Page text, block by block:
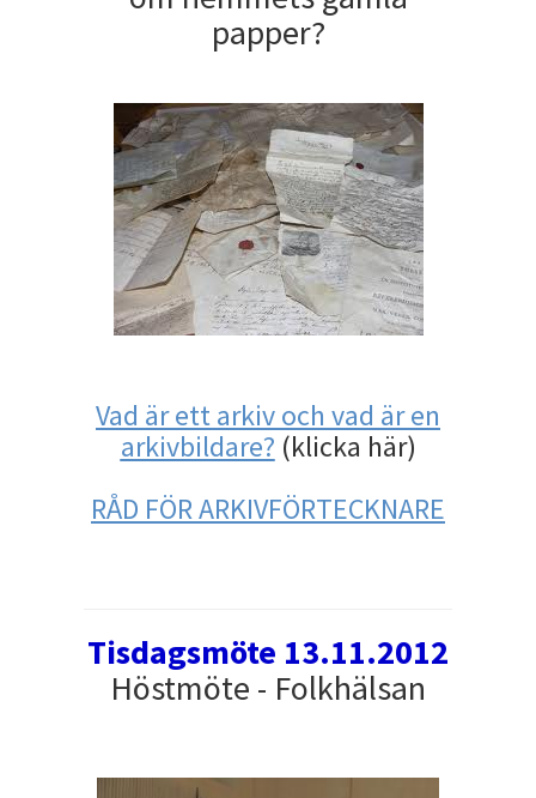
papper?
Vad är ett arkiv och vad är en
arkivbildare? (klicka här)
RÅD FÖR ARKIVFÖRTECKNARE
Tisdagsmöte 13.11.2012
Höstmöte - Folkhälsan